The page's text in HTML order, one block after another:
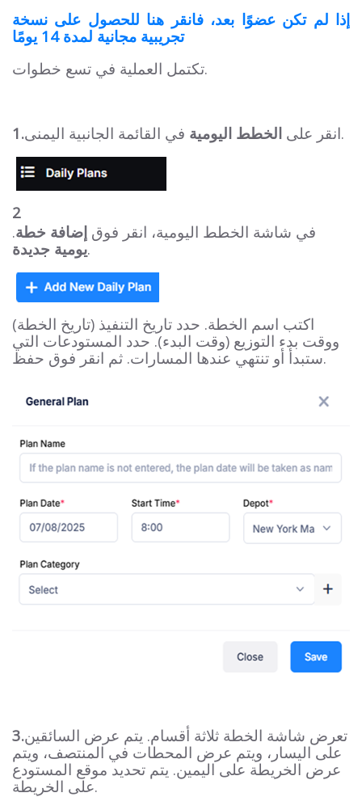
إذا لم تكن عضوًا بعد، فانقر هنا للحصول على نسخة
تجريبية مجانية لمدة 14 يومًا
تكتمل العملية في تسع خطوات.
1. انقر على الخطط اليومية في القائمة الجانبية اليمنى.
2
.في شاشة الخطط اليومية، انقر فوق إضافة خطة
يومية جديدة.
اكتب اسم الخطة. حدد تاريخ التنفيذ (تاريخ الخطة)
ووقت بدء التوزيع (وقت البدء). حدد المستودعات التي
ستبدأ أو تنتهي عندها المسارات. ثم انقر فوق حفظ.
3.تعرض شاشة الخطة ثلاثة أقسام. يتم عرض السائقين
على اليسار، ويتم عرض المحطات في المنتصف، ويتم
عرض الخريطة على اليمين. يتم تحديد موقع المستودع
على الخريطة.